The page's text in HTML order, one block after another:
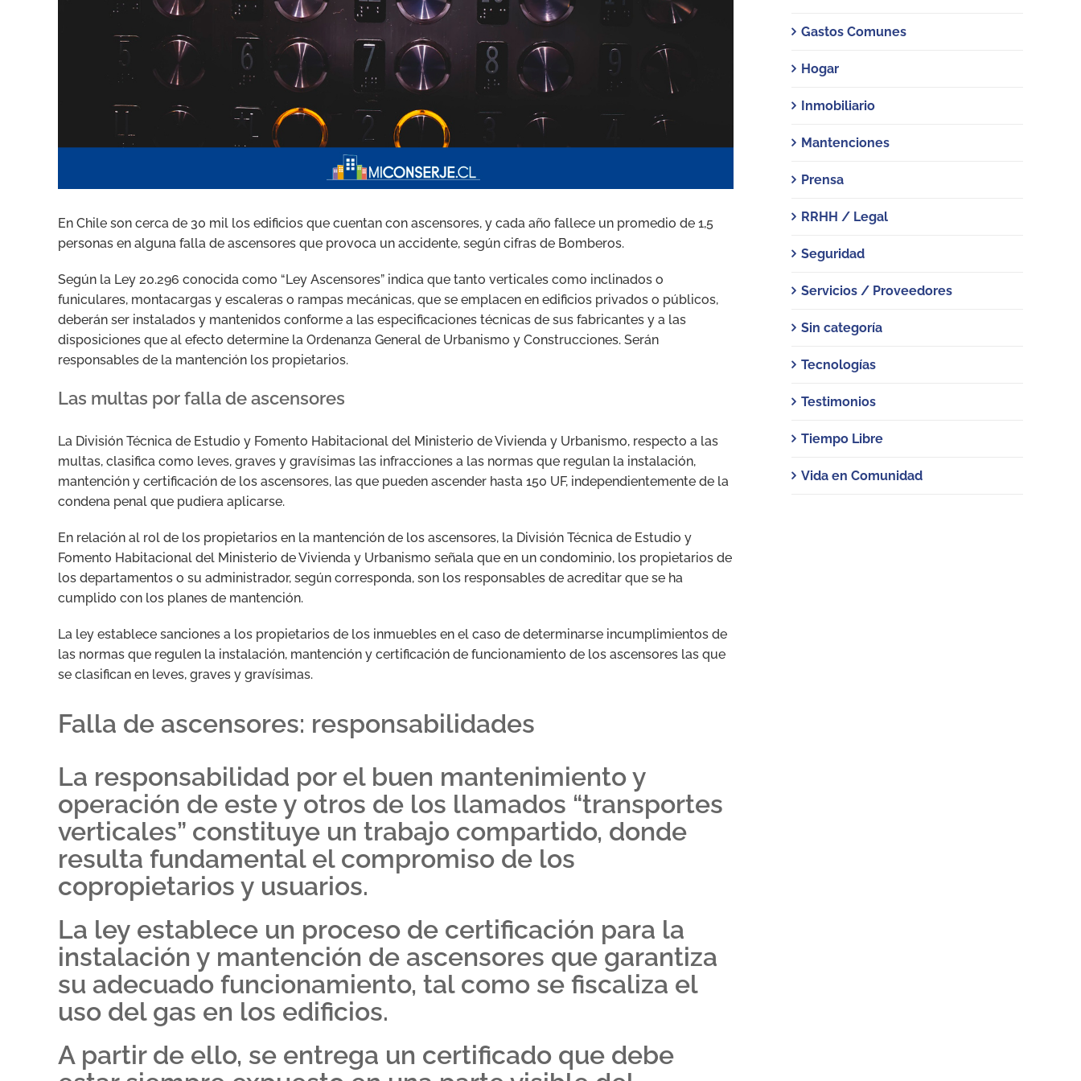
En Chile son cerca de 30 mil los edificios que cuentan con ascensores, y cada año fallece un promedio de 1,5
personas en alguna falla de ascensores que provoca un accidente, según cifras de Bomberos.
Según la Ley 20.296 conocida como “Ley Ascensores” indica que tanto verticales como inclinados o
funiculares, montacargas y escaleras o rampas mecánicas, que se emplacen en edificios privados o públicos,
deberán ser instalados y mantenidos conforme a las especificaciones técnicas de sus fabricantes y a las
disposiciones que al efecto determine la Ordenanza General de Urbanismo y Construcciones. Serán
responsables de la mantención los propietarios.
Las multas por falla de ascensores
La División Técnica de Estudio y Fomento Habitacional del Ministerio de Vivienda y Urbanismo, respecto a las
multas, clasifica como leves, graves y gravísimas las infracciones a las normas que regulan la instalación,
mantención y certificación de los ascensores, las que pueden ascender hasta 150 UF, independientemente de la
condena penal que pudiera aplicarse.
En relación al rol de los propietarios en la mantención de los ascensores, la División Técnica de Estudio y
Fomento Habitacional del Ministerio de Vivienda y Urbanismo señala que en un condominio, los propietarios de
los departamentos o su administrador, según corresponda, son los responsables de acreditar que se ha
cumplido con los planes de mantención.
La ley establece sanciones a los propietarios de los inmuebles en el caso de determinarse incumplimientos de
las normas que regulen la instalación, mantención y certificación de funcionamiento de los ascensores las que
se clasifican en leves, graves y gravísimas.
Falla de ascensores: responsabilidades
La responsabilidad por el buen mantenimiento y
operación de este y otros de los llamados “transportes
verticales” constituye un trabajo compartido, donde
resulta fundamental el compromiso de los
copropietarios y usuarios.
La ley establece un proceso de certificación para la
instalación y mantención de ascensores que garantiza
su adecuado funcionamiento, tal como se fiscaliza el
uso del gas en los edificios.
A partir de ello, se entrega un certificado que debe
Gastos Comunes
Hogar
Inmobiliario
Mantenciones
Prensa
RRHH / Legal
Seguridad
Servicios / Proveedores
Sin categoría
Tecnologías
Testimonios
Tiempo Libre
Vida en Comunidad